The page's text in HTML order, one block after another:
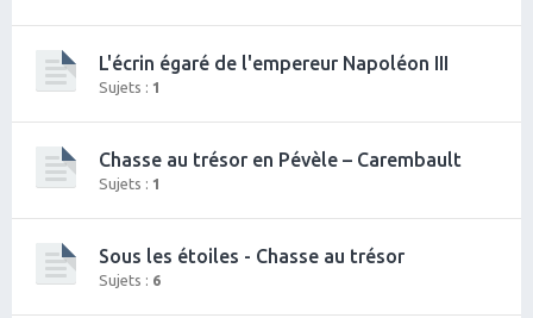
L'écrin égaré de l'empereur Napoléon III
Sujets : 1
Chasse au trésor en Pévèle – Carembault
Sujets : 1
Sous les étoiles - Chasse au trésor
Sujets : 6